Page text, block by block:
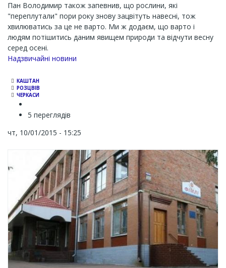
Пан Володимир також запевнив, що рослини, які
"переплутали" пори року знову зацвітуть навесні, тож
хвилюватись за це не варто. Ми ж додаєм, що варто і
людям потішитись даним явищем природи та відчути весну
серед осені.
Надзвичайні новини
КАШТАН
РОЗЦВІВ
ЧЕРКАСИ
5 переглядів
чт, 10/01/2015 - 15:25